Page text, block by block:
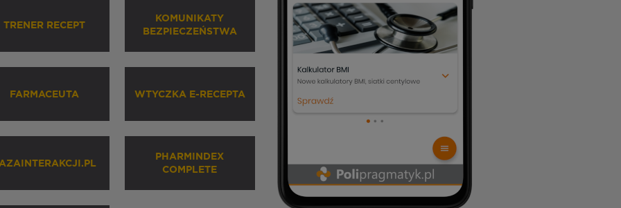
TRENER RECEPT
KOMUNIKATY
BEZPIECZEŃSTWA
FARMACEUTA WTYCZKA E-RECEPTA
PHARMINDEX
COMPLETE